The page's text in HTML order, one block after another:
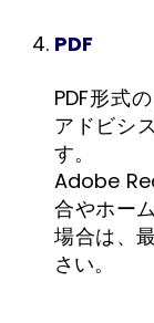
PDF
PDF形式
アドビシ
す。
Adobe
合やホー
場合は、
さい。